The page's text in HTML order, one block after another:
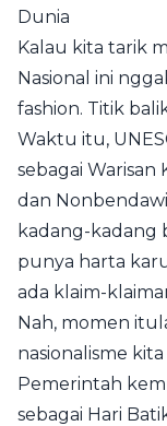
Dunia
Kalau kita tarik
Nasional ini
fashion. Titik
Waktu itu,
sebagai
dan
kadang-kadang
punya harta
ada klaim-
Nah, momen
nasionalisme
Pemerintah
sebagai Hari